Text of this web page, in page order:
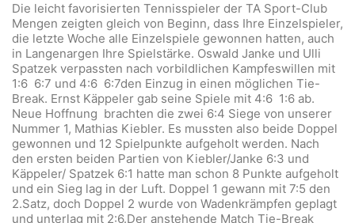
Die leicht favorisierten Tennisspieler der TA Sport-Club
Mengen zeigten gleich von Beginn, dass Ihre Einzelspieler,
die letzte Woche alle Einzelspiele gewonnen hatten, auch
in Langenargen Ihre Spielstärke. Oswald Janke und Ulli
Spatzek verpassten nach vorbildlichen Kampfeswillen mit
1:6 6:7 und 4:6 6:7den Einzug in einen möglichen Tie-
Break. Ernst Käppeler gab seine Spiele mit 4:6 1:6 ab.
Neue Hoffnung brachten die zwei 6:4 Siege von unserer
Nummer 1, Mathias Kiebler. Es mussten also beide Doppel
gewonnen und 12 Spielpunkte aufgeholt werden. Nach
den ersten beiden Partien von Kiebler/Janke 6:3 und
Käppeler/ Spatzek 6:1 hatte man schon 8 Punkte aufgeholt
und ein Sieg lag in der Luft. Doppel 1 gewann mit 7:5 den
2.Satz, doch Doppel 2 wurde von Wadenkrämpfen geplagt
und unterlag mit 2:6.Der anstehende Match Tie-Break